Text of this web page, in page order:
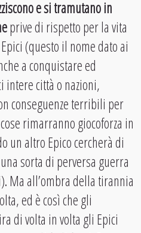
e si tramutano in
prive di rispetto per la vita
(questo il nome dato ai
a conquistare ed
intere città o nazioni,
conseguenze terribili per
rimarranno giocoforza in
un altro Epico cercherà di
sorta di perversa guerra
Ma all’ombra della tirannia
ed è così che gli
di volta in volta gli Epici